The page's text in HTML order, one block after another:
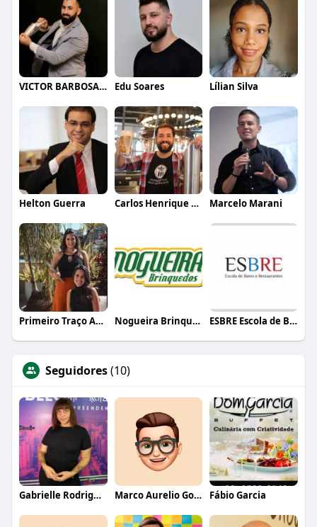
VICTOR BARBOSA QUARANTA Edu Soares Lílian Silva
Helton Guerra Carlos Henrique de Faria Vasconcelos Marcelo Marani
Primeiro Traço Arquitetura Nogueira Brinquedos ESBRE Escola de Bares e Restaurantes
Seguidores(10)
Gabrielle Rodrigues Marco Aurelio Gomes de Sa Fábio Garcia